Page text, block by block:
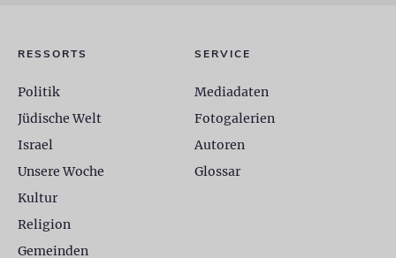
RESSORTS
Politik
Jüdische Welt
Israel
Unsere Woche
Kultur
Religion
Gemeinden
SERVICE
Mediadaten
Fotogalerien
Autoren
Glossar